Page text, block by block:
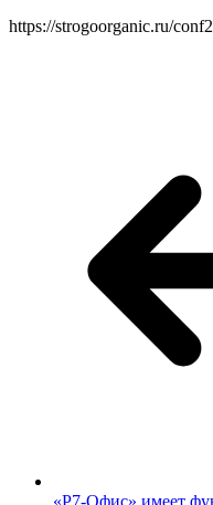
https://strogoorganic.ru/